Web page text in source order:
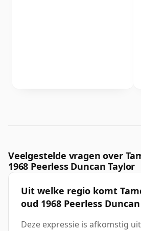
Veelgestelde vragen over
1968 Peerless Duncan Taylor
Uit welke regio komt
oud 1968 Peerless
Deze expressie is afkomstig